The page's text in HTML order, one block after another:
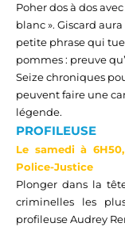
Poher dos à dos
blanc ». Giscard
petite phrase qui
pommes : preuve
Seize chroniques
peuvent faire une
légende.
PROFILEUSE
Le samedi à
Police-Justice
Plonger dans la
criminelles les
profileuse Audrey